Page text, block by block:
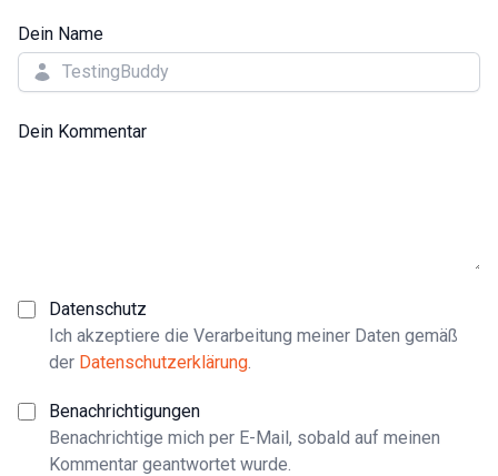
Dein Name
Dein Kommentar
Datenschutz
Ich akzeptiere die Verarbeitung meiner Daten gemäß
der Datenschutzerklärung.
Benachrichtigungen
Benachrichtige mich per E-Mail, sobald auf meinen
Kommentar geantwortet wurde.